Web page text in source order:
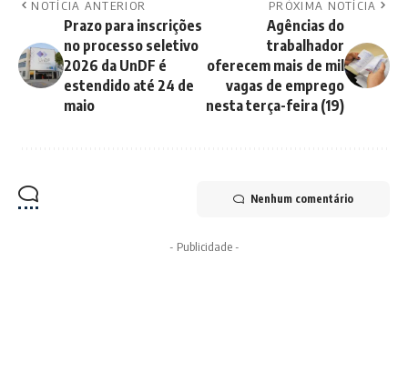
NOTÍCIA ANTERIOR
Prazo para inscrições
no processo seletivo
2026 da UnDF é
estendido até 24 de
maio
PRÓXIMA NOTÍCIA
Agências do
trabalhador
oferecem mais de mil
vagas de emprego
nesta terça-feira (19)
Nenhum comentário
- Publicidade -